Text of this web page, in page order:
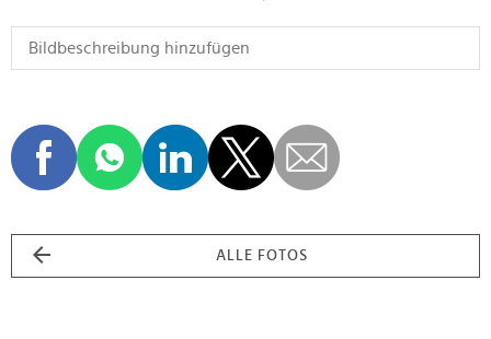
ALLE FOTOS